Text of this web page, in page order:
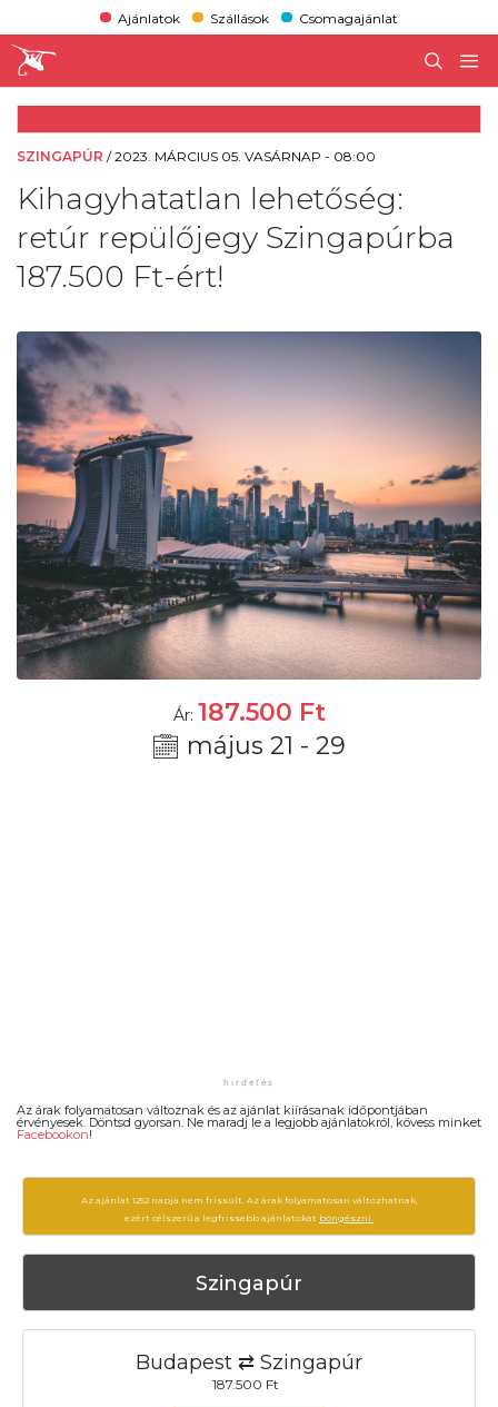
Ajánlatok Szállások Csomagajánlat
SZINGAPÚR /2023. MÁRCIUS 05. VASÁRNAP - 08:00
Kihagyhatatlan lehetőség:
retúr repülőjegy Szingapúrba
187.500 Ft-ért!
Ár: 187.500 Ft
május 21 - 29
Az árak folyamatosan változnak és az ajánlat kiírásanak időpontjában
érvényesek. Döntsd gyorsan. Ne maradj le a legjobb ajánlatokról, kövess minket
Facebookon!
Az ajánlat 1252 napja nem frissült. Az árak folyamatosan változhatnak,
ezért célszerű a legfrissebb ajánlatokat böngészni.
Szingapúr
Budapest ⇄ Szingapúr
187.500 Ft